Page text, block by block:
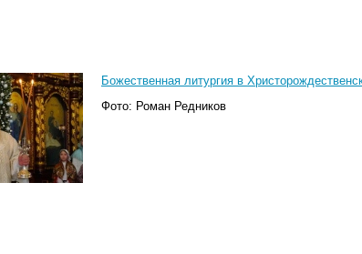
Божественная литургия в
Фото: Роман Редников